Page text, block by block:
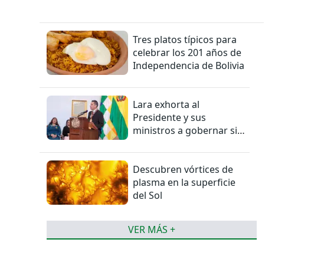
Tres platos típicos para
celebrar los 201 años de
Independencia de Bolivia
Lara exhorta al
Presidente y sus
ministros a gobernar sin
Descubren vórtices de
plasma en la superficie
del Sol
VER MÁS +